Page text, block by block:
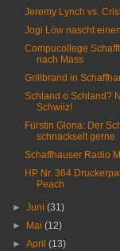
Jeremy Lynch vs.
Jogi Löw nascht
Compucollege
nach Mass
Grillbrand in
Schland o Schland?
Schwiiz!
Fürstin Gloria: Der
schnackselt gerne
Schaffhauser Radio
HP Nr. 364
Peach
►Juni(31)
►
Mai(12)
►April(13)